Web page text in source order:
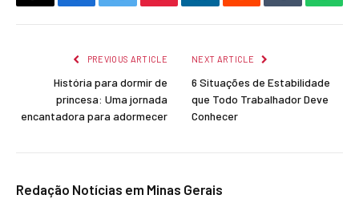
Copy
FacebookTwitterPinterestLinkedInRedditTumblr
PREVIOUS ARTICLE
História para dormir de
princesa: Uma jornada
encantadora para adormecer
NEXT ARTICLE
6 Situações de Estabilidade
que Todo Trabalhador Deve
Conhecer
Redação Notícias em Minas Gerais